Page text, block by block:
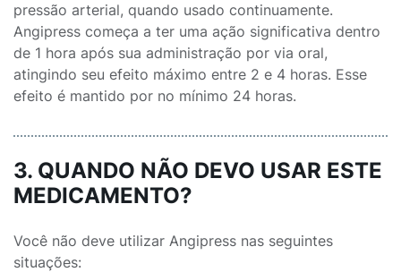
pressão arterial, quando usado continuamente.
Angipress começa a ter uma ação significativa dentro
de 1 hora após sua administração por via oral,
atingindo seu efeito máximo entre 2 e 4 horas. Esse
efeito é mantido por no mínimo 24 horas.
3. QUANDO NÃO DEVO USAR ESTE
MEDICAMENTO?
Você não deve utilizar Angipress nas seguintes
situações: